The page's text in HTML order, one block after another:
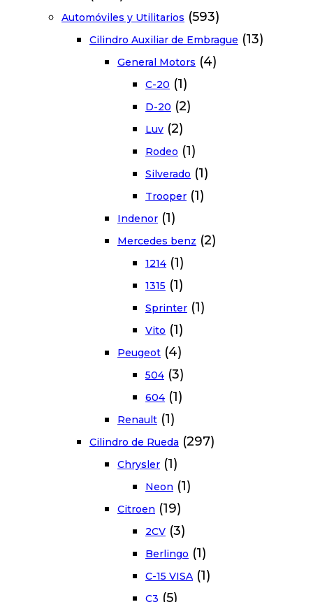
Automóviles y Utilitarios (593)
Cilindro Auxiliar de Embrague (13)
General Motors (4)
C-20 (1)
D-20 (2)
Luv (2)
Rodeo (1)
Silverado (1)
Trooper (1)
Indenor (1)
Mercedes benz (2)
1214 (1)
1315 (1)
Sprinter (1)
Vito (1)
Peugeot (4)
504 (3)
604 (1)
Renault (1)
Cilindro de Rueda (297)
Chrysler (1)
Neon (1)
Citroen (19)
2CV (3)
Berlingo (1)
C-15 VISA (1)
C3 (5)